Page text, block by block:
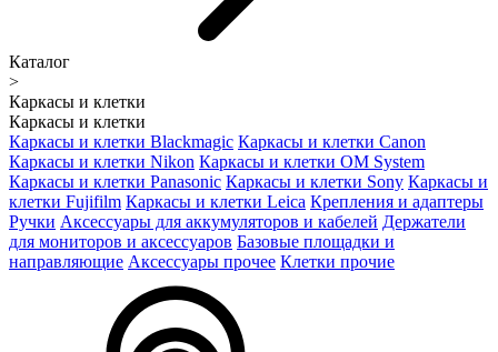
Каталог
>
Каркасы и клетки
Каркасы и клетки
Каркасы и клетки Blackmagic Каркасы и клетки Canon
Каркасы и клетки Nikon Каркасы и клетки OM System
Каркасы и клетки Panasonic Каркасы и клетки Sony Каркасы и
клетки Fujifilm Каркасы и клетки Leica Крепления и адаптеры
Ручки Аксессуары для аккумуляторов и кабелей Держатели
для мониторов и аксессуаров Базовые площадки и
направляющие Аксессуары прочее Клетки прочие